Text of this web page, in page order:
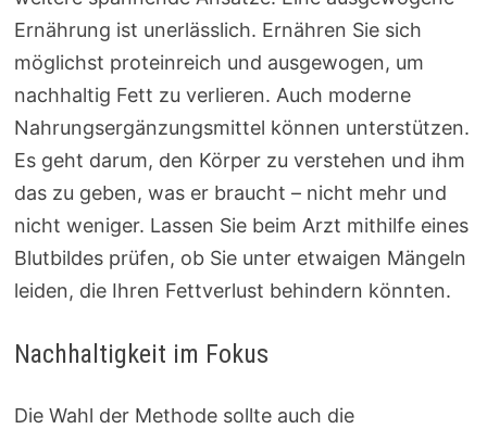
Ernährung ist unerlässlich. Ernähren Sie sich
möglichst proteinreich und ausgewogen, um
nachhaltig Fett zu verlieren. Auch moderne
Nahrungsergänzungsmittel können unterstützen.
Es geht darum, den Körper zu verstehen und ihm
das zu geben, was er braucht – nicht mehr und
nicht weniger. Lassen Sie beim Arzt mithilfe eines
Blutbildes prüfen, ob Sie unter etwaigen Mängeln
leiden, die Ihren Fettverlust behindern könnten.
Nachhaltigkeit im Fokus
Die Wahl der Methode sollte auch die